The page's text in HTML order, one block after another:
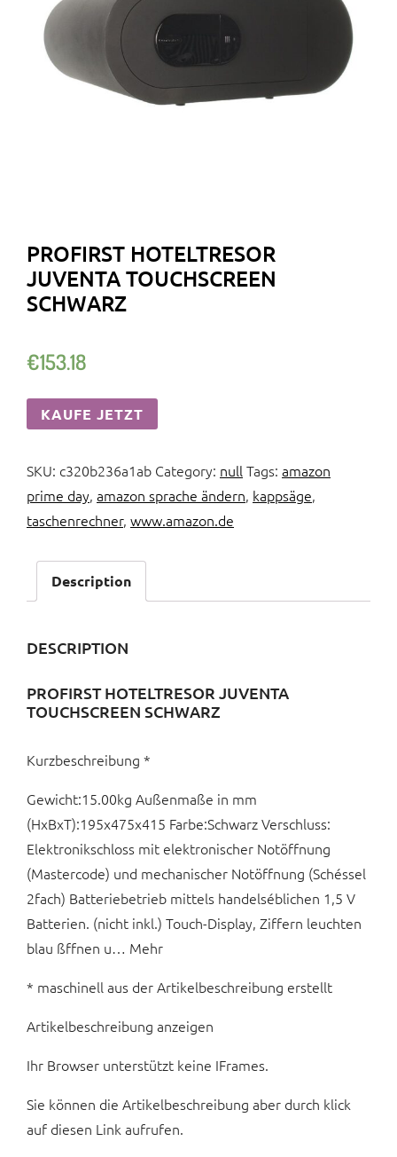
PROFIRST HOTELTRESOR
JUVENTA TOUCHSCREEN
SCHWARZ
€153.18
KAUFE JETZT
SKU: c320b236a1ab Category: nullTags: amazon
prime day, amazon sprache ändern, kappsäge,
taschenrechner, www.amazon.de
Description
DESCRIPTION
PROFIRST HOTELTRESOR JUVENTA
TOUCHSCREEN SCHWARZ
Kurzbeschreibung *
Gewicht:15.00kg Außenmaße in mm
(HxBxT):195x475x415 Farbe:Schwarz Verschluss:
Elektronikschloss mit elektronischer Notöffnung
(Mastercode) und mechanischer Notöffnung (Schéssel
2fach) Batteriebetrieb mittels handelséblichen 1,5 V
Batterien. (nicht inkl.) Touch-Display, Ziffern leuchten
blau ßffnen u… Mehr
* maschinell aus der Artikelbeschreibung erstellt
Artikelbeschreibung anzeigen
Ihr Browser unterstützt keine IFrames.
Sie können die Artikelbeschreibung aber durch klick
auf diesen Link aufrufen.